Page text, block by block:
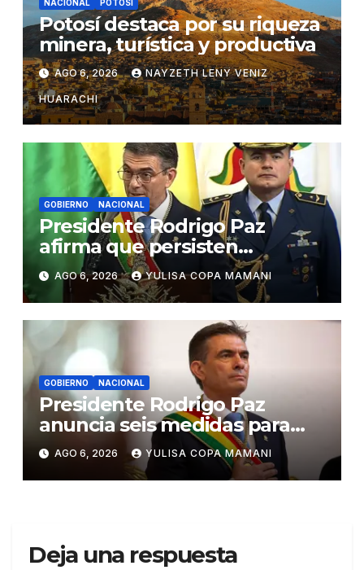
NACIONAL POTOSÍ
Potosí destaca por su riqueza
minera, turística y productiva
AGO 6, 2026 NAYZETH LENY VENIZ
HUARACHI
GOBIERNO NACIONAL
Presidente Rodrigo Paz
afirma que persisten
amenazas contra la
estabilidad del país
AGO 6, 2026 YULISA COPA MAMANI
GOBIERNO NACIONAL
Presidente Rodrigo Paz
anuncia seis medidas para
impulsar reformas en Bolivia
AGO 6, 2026 YULISA COPA MAMANI
Deja una respuesta